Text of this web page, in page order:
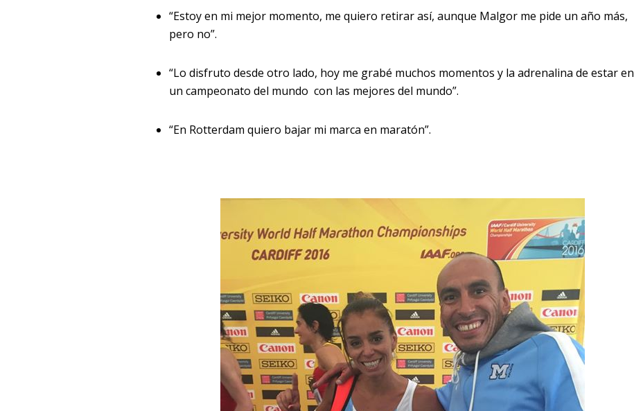
“Estoy en mi mejor momento, me quiero retirar así, aunque Malgor me pide un año más,
pero no”.
“Lo disfruto desde otro lado, hoy me grabé muchos momentos y la adrenalina de estar en
un campeonato del mundo con las mejores del mundo”.
“En Rotterdam quiero bajar mi marca en maratón”.